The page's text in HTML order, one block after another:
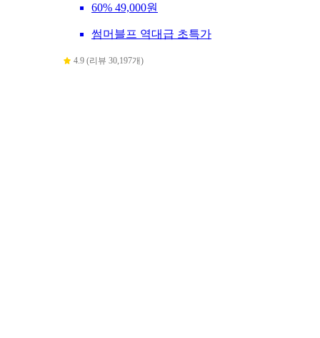
60% 49,000원
썸머블프 역대급 초특가
4.9 (리뷰 30,197개)